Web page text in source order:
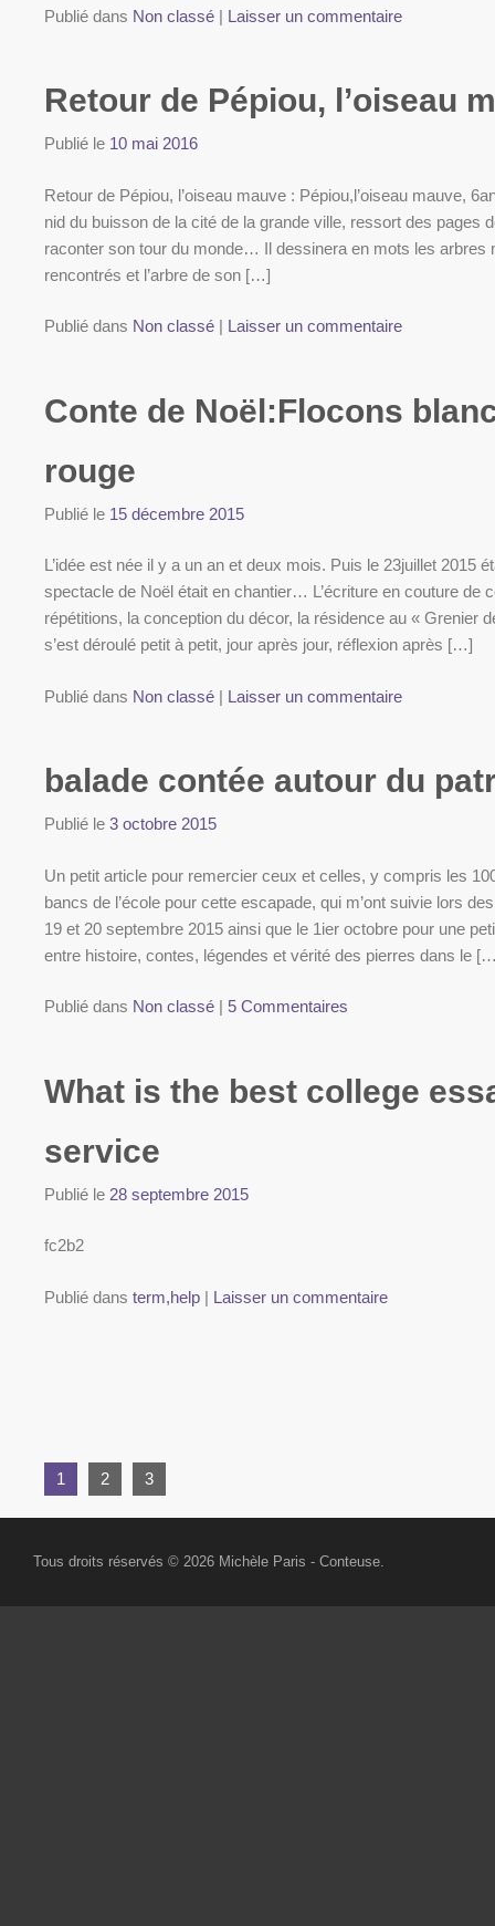
Publié dans Non classé | Laisser un commentaire
Retour de Pépiou, l’oiseau
Publié le 10 mai 2016
Retour de Pépiou, l’oiseau mauve : Pépiou,l’oiseau mauve,
nid du buisson de la cité de la grande ville, ressort des pages
raconter son tour du monde… Il dessinera en mots les arbres
rencontrés et l’arbre de son […]
Publié dans Non classé | Laisser un commentaire
Conte de Noël:Flocons
rouge
Publié le 15 décembre 2015
L’idée est née il y a un an et deux mois. Puis le 23juillet 2015
spectacle de Noël était en chantier… L’écriture en couture de
répétitions, la conception du décor, la résidence au « Grenier
s’est déroulé petit à petit, jour après jour, réflexion après […]
Publié dans Non classé | Laisser un commentaire
balade contée autour du
Publié le 3 octobre 2015
Un petit article pour remercier ceux et celles, y compris les
bancs de l’école pour cette escapade, qui m’ont suivie lors
19 et 20 septembre 2015 ainsi que le 1ier octobre pour une
entre histoire, contes, légendes et vérité des pierres dans le
Publié dans Non classé | 5 Commentaires
What is the best college
service
Publié le 28 septembre 2015
fc2b2
Publié dans term,help | Laisser un commentaire
1 2 3
Tous droits réservés © 2026 Michèle Paris - Conteuse.